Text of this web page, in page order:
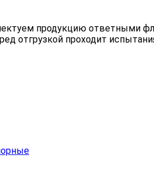
продукцию ответными
отгрузкой проходит